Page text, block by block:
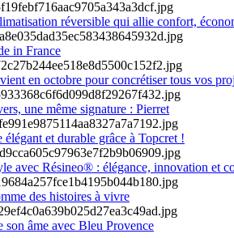
réversible qui allie confort,
in France
en octobre pour concrétiser tous vos
une même signature : Pierret
et durable grâce à Topcret !
avec Résineo® : élégance, innovation et
des histoires à vivre
son âme avec Bleu Provence